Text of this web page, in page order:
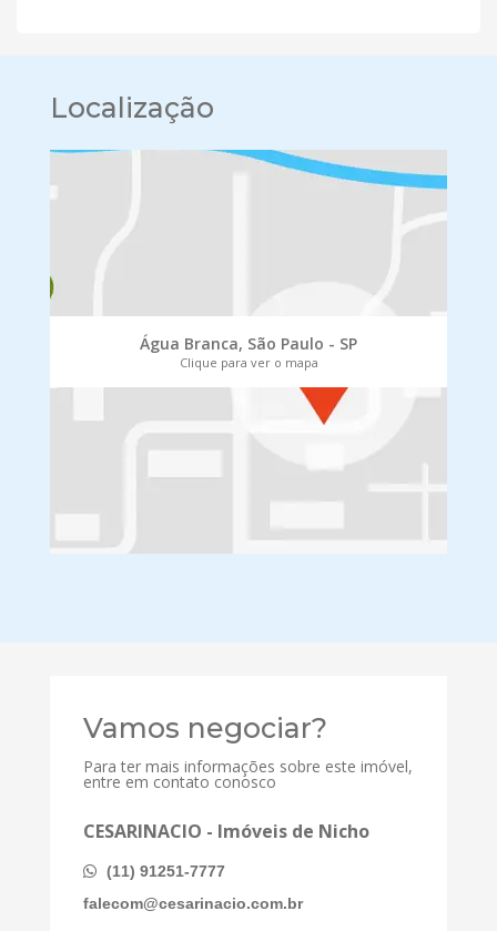
Localização
Água Branca, São Paulo - SP
Clique para ver o mapa
Vamos negociar?
Para ter mais informações sobre este imóvel,
entre em contato conosco
CESARINACIO - Imóveis de Nicho
(11) 91251-7777
falecom@cesarinacio.com.br